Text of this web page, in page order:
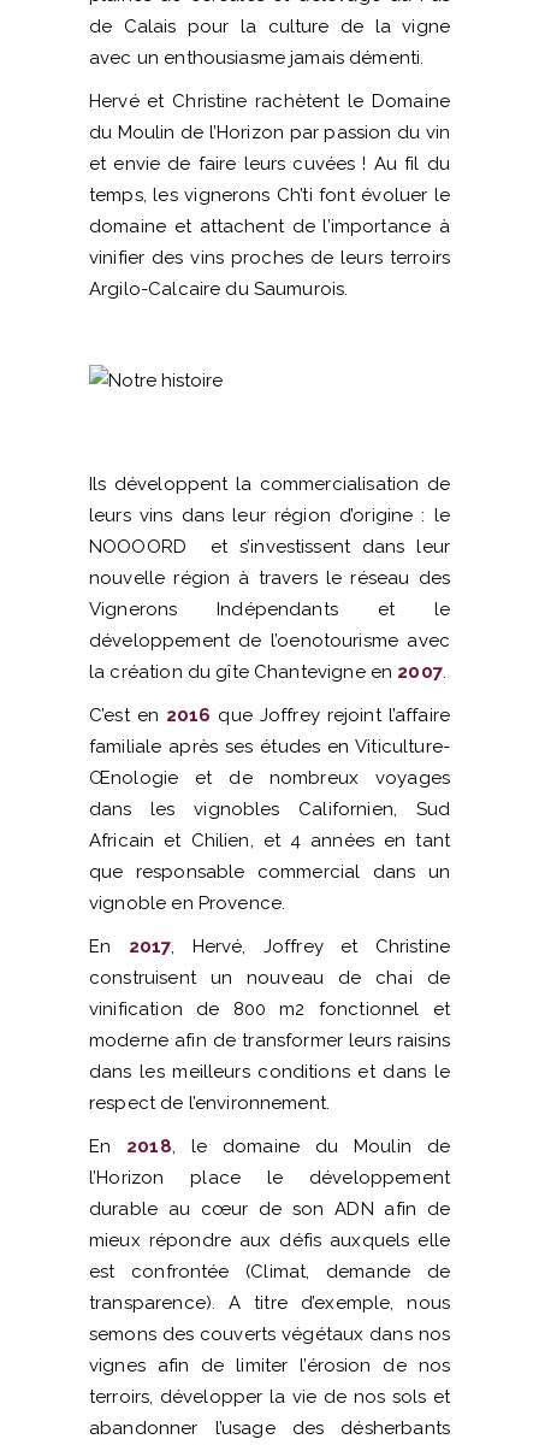
de Calais pour la culture de la vigne
avec un enthousiasme jamais démenti.
Hervé et Christine rachètent le Domaine
du Moulin de l’Horizon par passion du vin
et envie de faire leurs cuvées ! Au fil du
temps, les vignerons Ch’ti font évoluer le
domaine et attachent de l’importance à
vinifier des vins proches de leurs terroirs
Argilo-Calcaire du Saumurois.
Ils développent la commercialisation de
leurs vins dans leur région d’origine : le
NOOOORD et s’investissent dans leur
nouvelle région à travers le réseau des
Vignerons Indépendants et le
développement de l’oenotourisme avec
la création du gîte Chantevigneen 2007.
C’est en 2016 que Joffrey rejoint l’affaire
familiale après ses études en Viticulture-
Œnologie et de nombreux voyages
dans les vignobles Californien, Sud
Africain et Chilien, et 4 années en tant
que responsable commercial dans un
vignoble en Provence.
En 2017, Hervé, Joffrey et Christine
construisent un nouveau de chai de
vinification de 800 m2 fonctionnel et
moderne afin de transformer leurs raisins
dans les meilleurs conditions et dans le
respect de l’environnement.
En 2018, le domaine du Moulin de
l’Horizon place le développement
durable au cœur de son ADN afin de
mieux répondre aux défis auxquels elle
est confrontée (Climat, demande de
transparence). A titre d’exemple, nous
semons des couverts végétaux dans nos
vignes afin de limiter l’érosion de nos
terroirs, développer la vie de nos sols et
abandonner l’usage des désherbants